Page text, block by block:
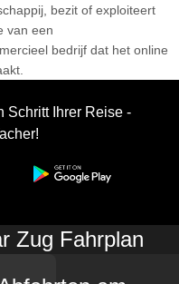
bezit of exploiteert
van een
bedrijf dat het online
Schritt Ihrer Reise -
Zug Fahrplan